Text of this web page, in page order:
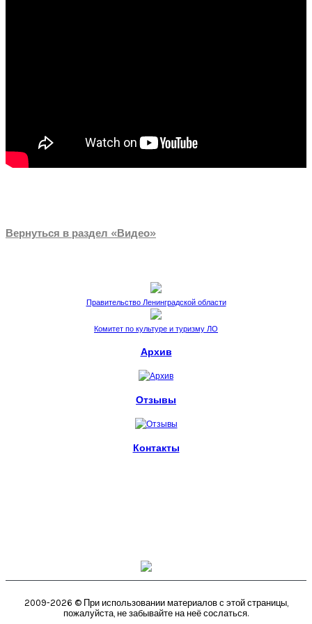
Вернуться в раздел «Видео»
Правительство Ленинградской области
Комитет по культуре и туризму ЛО
Архив
Отзывы
Контакты
2009-2026 © При использовании материалов с этой страницы,
пожалуйста, не забывайте на неё сослаться.